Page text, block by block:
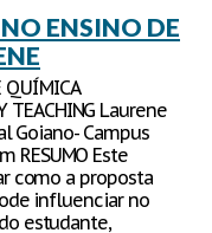
ENSINO DE
QUÍMICA
TEACHING Laurene
Goiano- Campus
RESUMO Este
como a proposta
influenciar no
estudante,